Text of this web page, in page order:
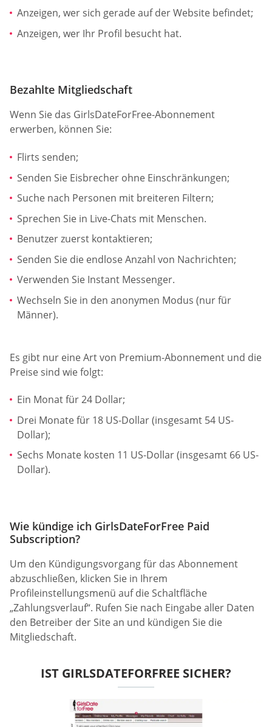
Anzeigen, wer sich gerade auf der Website befindet;
Anzeigen, wer Ihr Profil besucht hat.
Bezahlte Mitgliedschaft
Wenn Sie das GirlsDateForFree-Abonnement
erwerben, können Sie:
Flirts senden;
Senden Sie Eisbrecher ohne Einschränkungen;
Suche nach Personen mit breiteren Filtern;
Sprechen Sie in Live-Chats mit Menschen.
Benutzer zuerst kontaktieren;
Senden Sie die endlose Anzahl von Nachrichten;
Verwenden Sie Instant Messenger.
Wechseln Sie in den anonymen Modus (nur für
Männer).
Es gibt nur eine Art von Premium-Abonnement und die
Preise sind wie folgt:
Ein Monat für 24 Dollar;
Drei Monate für 18 US-Dollar (insgesamt 54 US-
Dollar);
Sechs Monate kosten 11 US-Dollar (insgesamt 66 US-
Dollar).
Wie kündige ich GirlsDateForFree Paid
Subscription?
Um den Kündigungsvorgang für das Abonnement
abzuschließen, klicken Sie in Ihrem
Profileinstellungsmenü auf die Schaltfläche
„Zahlungsverlauf“. Rufen Sie nach Eingabe aller Daten
den Betreiber der Site an und kündigen Sie die
Mitgliedschaft.
IST GIRLSDATEFORFREE SICHER?